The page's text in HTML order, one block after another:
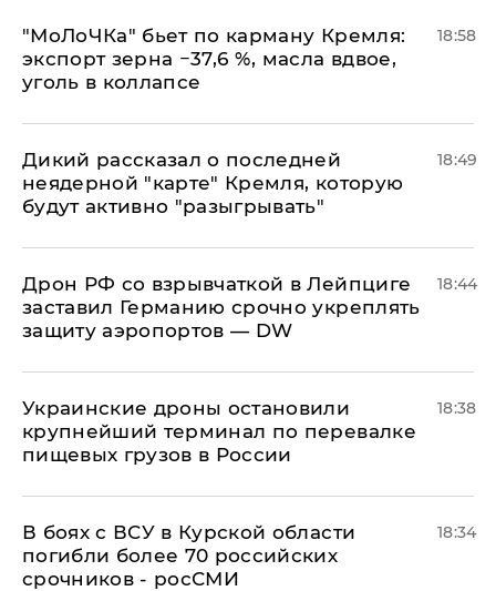
​"МоЛоЧКа" бьет по карману Кремля:
экспорт зерна −37,6 %, масла вдвое,
уголь в коллапсе
18:58
Дикий рассказал о последней
неядерной "карте" Кремля, которую
будут активно "разыгрывать"
18:49
​Дрон РФ со взрывчаткой в Лейпциге
заставил Германию срочно укреплять
защиту аэропортов — DW
18:44
Украинские дроны остановили
крупнейший терминал по перевалке
пищевых грузов в России
18:38
В боях с ВСУ в Курской области
погибли более 70 российских
срочников - росСМИ
18:34